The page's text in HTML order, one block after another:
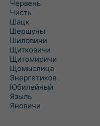
Червень
Чисть
Шацк
Шершуны
Шиловичи
Щитковичи
Щитомиричи
Щомыслица
Энергетиков
Юбилейный
Языль
Яновичи